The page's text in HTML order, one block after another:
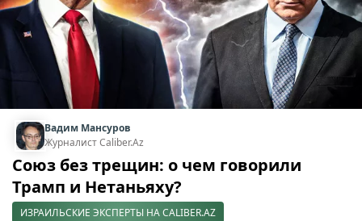
Вадим Мансуров
Журналист Caliber.Az
Союз без трещин: о чем говорили
Трамп и Нетаньяху?
ИЗРАИЛЬСКИЕ ЭКСПЕРТЫ НА CALIBER.AZ